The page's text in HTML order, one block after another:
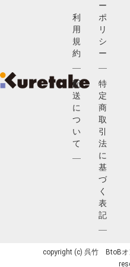
利
用
規
約
配
送
に
つ
い
て
ー
ポ
リ
シ
ー
特
定
商
取
引
法
に
基
づ
く
表
記
copyright (c) 呉竹 BtoBオ